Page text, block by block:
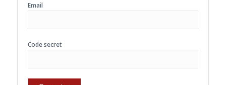
Email
Code secret